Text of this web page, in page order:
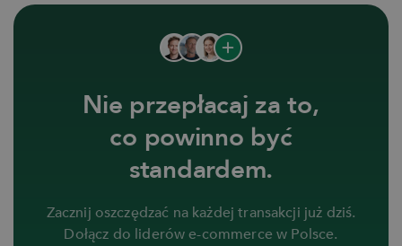
Nie przepłacaj za to,
co powinno być
standardem.
Zacznij oszczędzać na każdej transakcji już dziś.
Dołącz do liderów e-commerce w Polsce.